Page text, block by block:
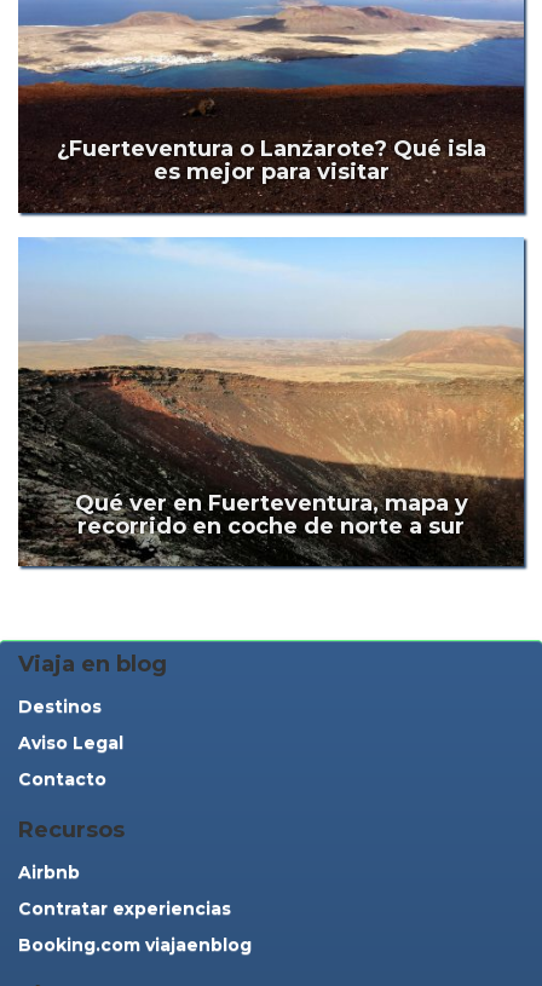
¿Fuerteventura o Lanzarote? Qué isla
es mejor para visitar
Qué ver en Fuerteventura, mapa y
recorrido en coche de norte a sur
Viaja en blog
Destinos
Aviso Legal
Contacto
Recursos
Airbnb
Contratar experiencias
Booking.com viajaenblog